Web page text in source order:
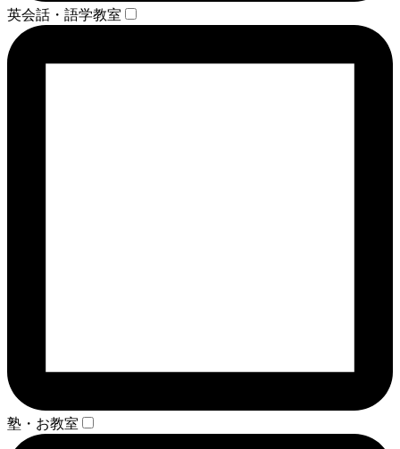
英会話・語学教室
塾・お教室